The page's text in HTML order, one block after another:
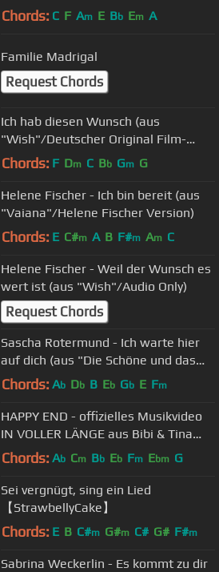
Chords: C F Am E Bb Em A
Familie Madrigal
Request Chords
Ich hab diesen Wunsch (aus
"Wish"/Deutscher Original Film-
Soundtrack/Lyric Video)
Chords: F Dm C Bb Gm G
Helene Fischer - Ich bin bereit (aus
"Vaiana"/Helene Fischer Version)
Chords: E C#m A B F#m Am C
Helene Fischer - Weil der Wunsch es
wert ist (aus "Wish"/Audio Only)
Request Chords
Sascha Rotermund - Ich warte hier
auf dich (aus "Die Schöne und das
Biest"/Audio Only)
Chords: Ab Db B Eb Gb E Fm
HAPPY END - offizielles Musikvideo
IN VOLLER LÄNGE aus Bibi & Tina
MÄDCHEN GEGEN JUNGS
Chords: Ab Cm Bb Eb Fm Ebm G
Sei vergnügt, sing ein Lied
【StrawbellyCake】
Chords: E B C#m G#m C# G# F#m
Sabrina Weckerlin - Es kommt zu dir